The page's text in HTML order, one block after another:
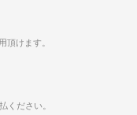
けます。
ください。